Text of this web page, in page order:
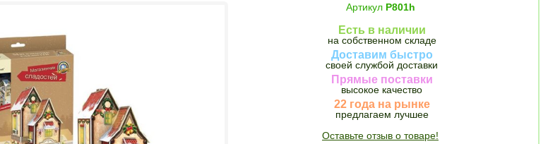
Артикул P801h
Есть в наличии
на собственном складе
Доставим быстро
своей службой доставки
Прямые поставки
высокое качество
22 года на рынке
предлагаем лучшее
Оставьте отзыв о товаре!